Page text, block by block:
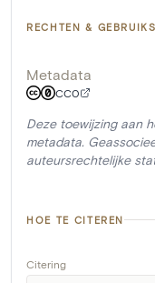
RECHTEN &
Metadata
CC0
Deze toewijzing aan
metadata.
auteursrechtelijke
HOE TE CITEREN
Citering